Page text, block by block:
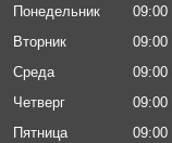
Понедельник 09:00
Вторник
09:00
Среда
09:00
Четверг
09:00
Пятница
09:00